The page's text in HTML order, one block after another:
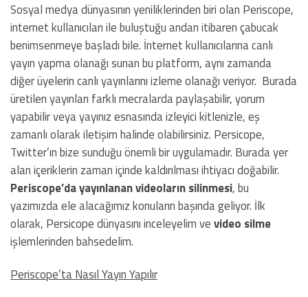
Sosyal medya dünyasının yeniliklerinden biri olan Periscope,
internet kullanıcıları ile buluştuğu andan itibaren çabucak
benimsenmeye başladı bile. İnternet kullanıcılarına canlı
yayın yapma olanağı sunan bu platform, aynı zamanda
diğer üyelerin canlı yayınlarını izleme olanağı veriyor. Burada
üretilen yayınları farklı mecralarda paylaşabilir, yorum
yapabilir veya yayınız esnasında izleyici kitlenizle, eş
zamanlı olarak iletişim halinde olabilirsiniz. Persicope,
Twitter’ın bize sunduğu önemli bir uygulamadır. Burada yer
alan içeriklerin zaman içinde kaldırılması ihtiyacı doğabilir.
Periscope’da yayınlanan videoların silinmesi, bu
yazımızda ele alacağımız konuların başında geliyor. İlk
olarak, Persicope dünyasını inceleyelim vevideo silme
işlemlerinden bahsedelim.
Periscope’ta Nasıl Yayın Yapılır